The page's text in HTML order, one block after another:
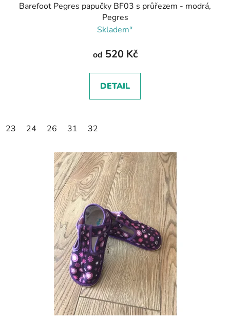
Barefoot Pegres papučky BF03 s průřezem - modrá,
Pegres
Skladem*
od 520 Kč
DETAIL
23 24 26 31 32